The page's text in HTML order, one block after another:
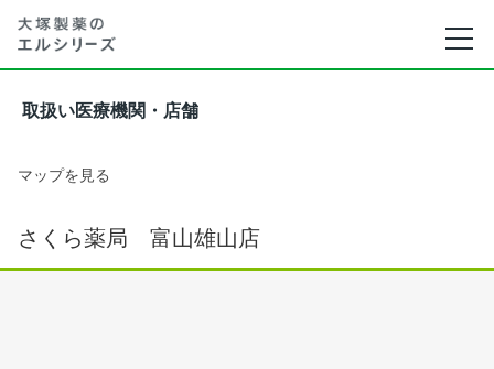
取扱い医療機関・店舗
マップを見る
さくら薬局 富山雄山店